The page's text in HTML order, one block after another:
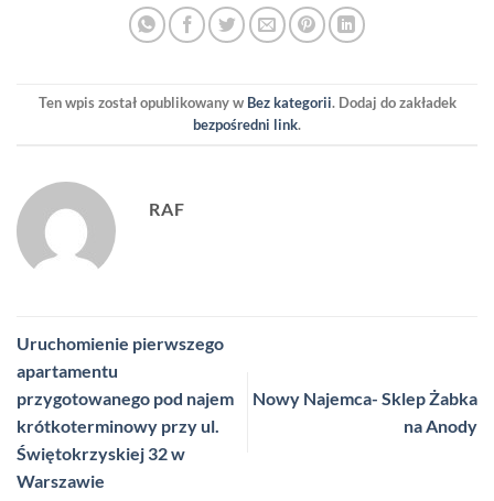
Ten wpis został opublikowany w Bez kategorii. Dodaj do zakładek
bezpośredni link.
RAF
Uruchomienie pierwszego
apartamentu
przygotowanego pod najem
krótkoterminowy przy ul.
Świętokrzyskiej 32 w
Warszawie
Nowy Najemca- Sklep Żabka
na Anody